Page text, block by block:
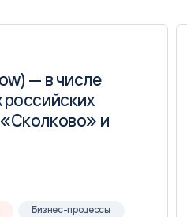
— в числе
и
— в числе
и
Бизнес-процессы